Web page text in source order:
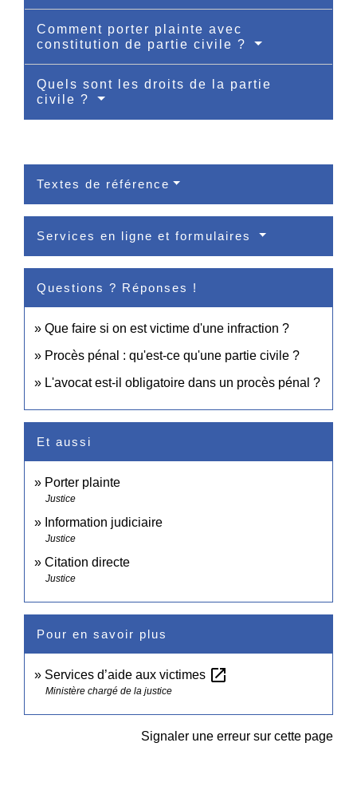
Comment porter plainte avec
constitution de partie civile ?
Quels sont les droits de la partie
civile ?
Textes de référence
Services en ligne et formulaires
Questions ? Réponses !
Que faire si on est victime d'une infraction ?
Procès pénal : qu'est-ce qu'une partie civile ?
L'avocat est-il obligatoire dans un procès pénal ?
Et aussi
Porter plainte
Justice
Information judiciaire
Justice
Citation directe
Justice
Pour en savoir plus
Services d’aide aux victimes open_in_new
Ministère chargé de la justice
Signaler une erreur sur cette page